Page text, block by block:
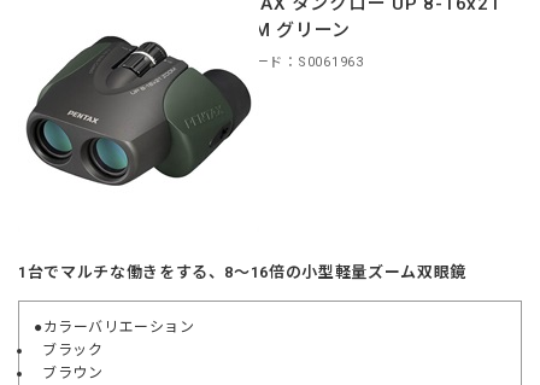
ZOOM グリーン
商品コード：S0061963
1台でマルチな働きをする、8～16倍の小型軽量ズーム双眼鏡
●カラーバリエーション
ブラック
ブラウン